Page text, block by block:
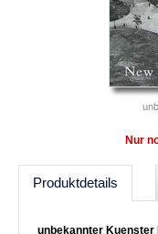
Nur
Produktdetails
unbekannter Kuenster